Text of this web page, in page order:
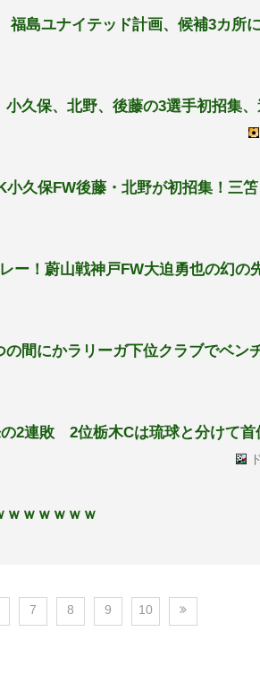
島ユナイテッド計画、候補3カ所に
久保、北野、後藤の3選手初招集
久保FW後藤・北野が初招集！三
！蔚山戦神戸FW大迫勇也の幻の
の間にかラリーガ下位クラブでベ
の2連敗 2位栃木Cは琉球と分けて
ｗｗｗｗｗｗ
7 8 9 10